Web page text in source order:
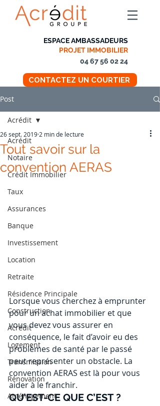
ESPACE AMBASSADEURS
PROJET IMMOBILIER
04 67 56 02 24
CONTACTEZ UN COURTIER
Post
Acrédit
Notaire
Crédit Immobilier
Taux
Assurances
Banque
Investissement
Location
Retraite
Résidence Principale
Construction
Acrédit
Logement
Transmission
Rénovation
Aménagement
Acrédit
Tout savoir sur la
convention AERAS
26 sept. 2019 2 min de lecture
Lorsque vous cherchez à emprunter
pour un achat immobilier et que
vous devez vous assurer en
conséquence, le fait d’avoir eu des
problèmes de santé par le passé
peut représenter un obstacle. La
convention AERAS est là pour vous
aider à le franchir.
QU’EST-CE QUE C’EST ?